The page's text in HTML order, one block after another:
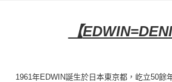
【
1961年EDWIN誕生於日本東京都，屹立50餘